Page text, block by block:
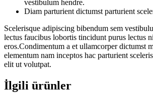
vestibulum hendre.
Diam parturient dictumst parturient
Scelerisque adipiscing bibendum sem
lectus faucibus lobortis tincidunt purus lectus
eros.Condimentum a et ullamcorper dictumst
elementum nam inceptos hac parturient
elit ut volutpat.
İlgili ürünler